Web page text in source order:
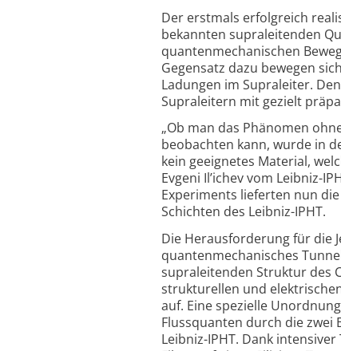
Der erstmals erfolgreich
bekannten supra­leitenden
quanten­mechanischen
Gegensatz dazu bewegen
Ladungen im Supra­leiter.
Supra­leitern mit gezielt
„Ob man das Phänomen
beobachten kann, wurde in
kein geeignetes Material,
Evgeni Il’ichev vom Leibniz-
Experiments lieferten nun
Schichten des Leibniz-IPHT.
Die Heraus­forderung für die
quanten­mechanisches
supra­leitenden Struktur des
strukturellen und
auf. Eine spezielle
Fluss­quanten durch die zwei
Leibniz-IPHT. Dank